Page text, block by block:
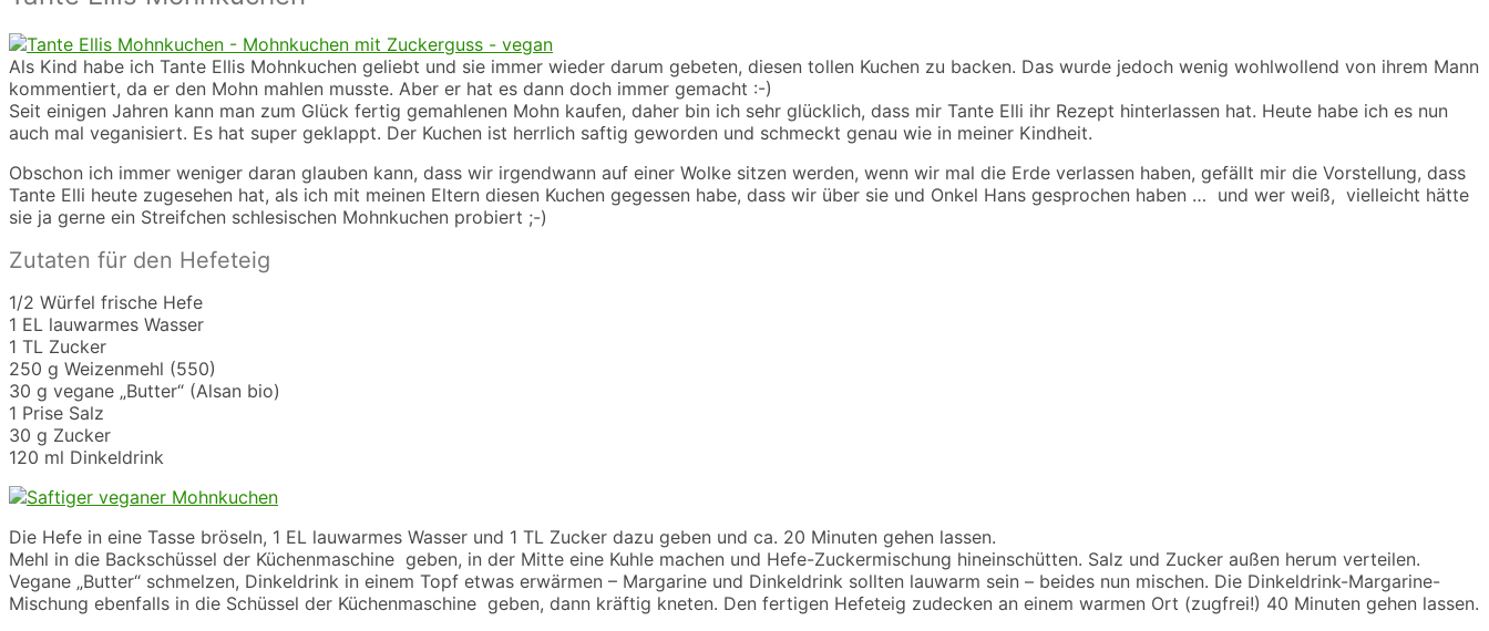
Als Kind habe ich Tante Ellis Mohnkuchen geliebt und sie immer wieder darum gebeten, diesen tollen Kuchen zu backen. Das wurde jedoch wenig wohlwollend von ihrem Mann
kommentiert, da er den Mohn mahlen musste. Aber er hat es dann doch immer gemacht :-)
Seit einigen Jahren kann man zum Glück fertig gemahlenen Mohn kaufen, daher bin ich sehr glücklich, dass mir Tante Elli ihr Rezept hinterlassen hat. Heute habe ich es nun
auch mal veganisiert. Es hat super geklappt. Der Kuchen ist herrlich saftig geworden und schmeckt genau wie in meiner Kindheit.
Obschon ich immer weniger daran glauben kann, dass wir irgendwann auf einer Wolke sitzen werden, wenn wir mal die Erde verlassen haben, gefällt mir die Vorstellung, dass
Tante Elli heute zugesehen hat, als ich mit meinen Eltern diesen Kuchen gegessen habe, dass wir über sie und Onkel Hans gesprochen haben … und wer weiß, vielleicht hätte
sie ja gerne ein Streifchen schlesischen Mohnkuchen probiert ;-)
Zutaten für den Hefeteig
1/2 Würfel frische Hefe
1 EL lauwarmes Wasser
1 TL Zucker
250 g Weizenmehl (550)
30 g vegane „Butter“ (Alsan bio)
1 Prise Salz
30 g Zucker
120 ml Dinkeldrink
Die Hefe in eine Tasse bröseln, 1 EL lauwarmes Wasser und 1 TL Zucker dazu geben und ca. 20 Minuten gehen lassen.
Mehl in die Backschüssel der Küchenmaschine geben, in der Mitte eine Kuhle machen und Hefe-Zuckermischung hineinschütten. Salz und Zucker außen herum verteilen.
Vegane „Butter“ schmelzen, Dinkeldrink in einem Topf etwas erwärmen – Margarine und Dinkeldrink sollten lauwarm sein – beides nun mischen. Die Dinkeldrink-Margarine-
Mischung ebenfalls in die Schüssel der Küchenmaschine geben, dann kräftig kneten. Den fertigen Hefeteig zudecken an einem warmen Ort (zugfrei!) 40 Minuten gehen lassen.